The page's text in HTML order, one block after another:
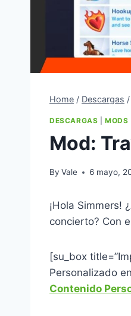
Home / Descargas /
DESCARGAS |MODS
Mod:
By Vale 6 mayo,
¡Hola Simmers!
concierto? Con
[su_box
Personalizado
Contenido